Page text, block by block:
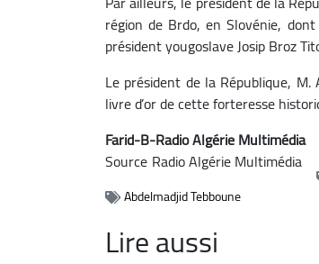
région de Brdo, en Slovénie,
président yougoslave Josip Broz
Le président de la République,
livre d’or de cette forteresse
Farid-B-Radio Algérie Multimédia
Source Radio Algérie Multimédia
Abdelmadjid Tebboune
Lire aussi